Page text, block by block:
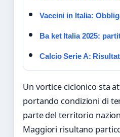
Vaccini in Italia:
Ba ket Italia 2025:
Calcio Serie A:
Un vortice ciclonico sta
portando condizioni di
parte del territorio
Maggiori risultano